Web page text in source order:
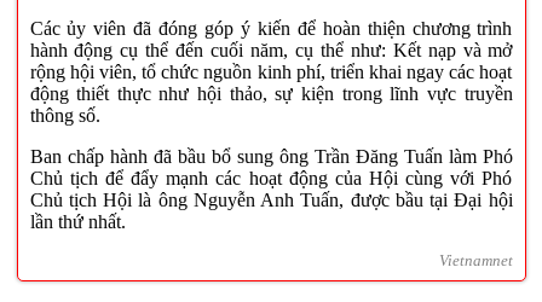
Các ủy viên đã đóng góp ý kiến để hoàn thiện chương trình
hành động cụ thể đến cuối năm, cụ thể như: Kết nạp và mở
rộng hội viên, tổ chức nguồn kinh phí, triển khai ngay các hoạt
động thiết thực như hội thảo, sự kiện trong lĩnh vực truyền
thông số.
Ban chấp hành đã bầu bổ sung ông Trần Đăng Tuấn làm Phó
Chủ tịch để đẩy mạnh các hoạt động của Hội cùng với Phó
Chủ tịch Hội là ông Nguyễn Anh Tuấn, được bầu tại Đại hội
lần thứ nhất.
Vietnamnet